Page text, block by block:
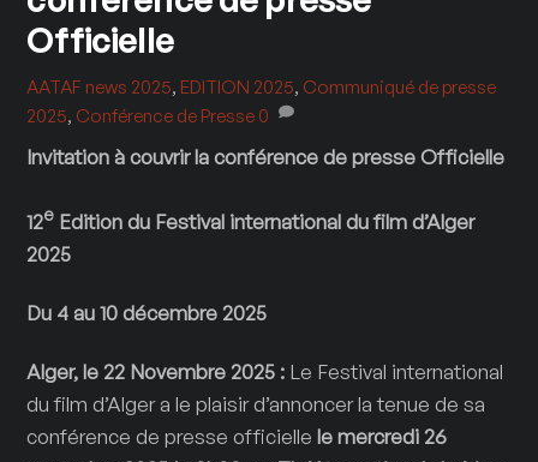
Officielle
AATAF news 2025, EDITION 2025, Communiqué de presse
2025, Conférence de Presse 0
Invitation à couvrir la conférence de presse Officielle
12e Edition du Festival international du film d’Alger
2025
Du 4 au 10 décembre 2025
Alger, le 22 Novembre 2025 : Le Festival international
du film d’Alger a le plaisir d’annoncer la tenue de sa
conférence de presse officiellele mercredi 26